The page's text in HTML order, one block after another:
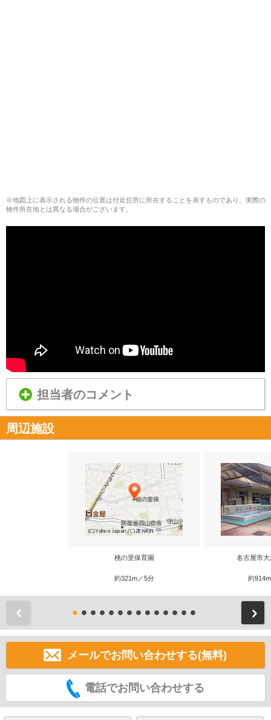
※地図上に表示される物件の位置は付近住所に所在することを表すものであり、実際の
物件所在地とは異なる場合がございます。
担当者のコメント
周辺施設
桃の里保育園
約321m／5分
名古屋市
約
メールでお問い合わせする(無料)
電話でお問い合わせする